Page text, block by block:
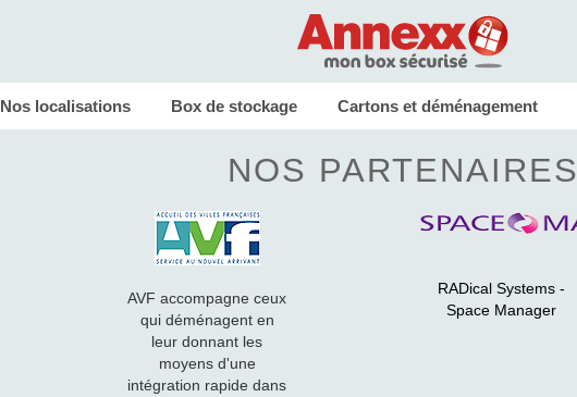
Nos localisations Box de stockage Cartons et déménagement
NOS PARTENAIRES
AVF accompagne ceux
qui déménagent en
leur donnant les
moyens d'une
intégration rapide dans
RADical Systems -
Space Manager